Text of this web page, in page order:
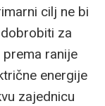
cilj ne bi
za
ranije
energije
zajednicu